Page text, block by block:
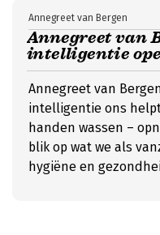
Annegreet van
intelligentie
Annegreet van Bergen
Annegreet van
intelligentie ons
handen wassen –
blik op wat we als
hygiëne en